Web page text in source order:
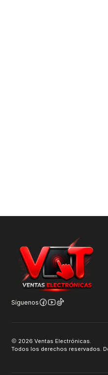
Síguenos
2026 Ventas Electrónicas.
Todos los derechos reservados.